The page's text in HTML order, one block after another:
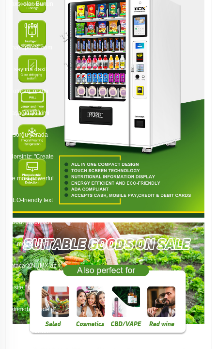
yaxşı olar. Bunun
üçün
chat.openai.com
saytına daxil
olaraq, orada
aşağıdakı kimi
sorğu yarada
bilərsiniz: "Create
the most powerful
SEO-friendly text
about [avtomobil
modeli] for
rentacarXNUMX.az
site." Qeyd: "
[avtomobil modeli]"
yerinə təsvirini